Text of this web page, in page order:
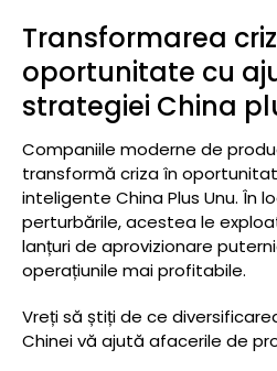
Transformarea
oportunitate cu
strategiei China
Companiile moderne de
transformă criza în
inteligente China Plus Unu. În
perturbările, acestea le
lanțuri de aprovizionare
operațiunile mai profitabile.
Vreți să știți de ce
Chinei vă ajută afacerile de